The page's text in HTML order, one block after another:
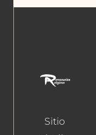
Sitio